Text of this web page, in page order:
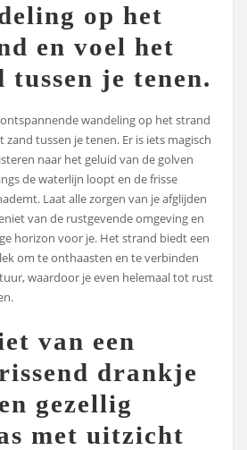
op het
en voel het
tussen je tenen.
wandeling op het strand
zand tussen je tenen. Er is iets magisch
naar het geluid van de golven
de waterlijn loopt en de frisse
Laat alle zorgen van je afglijden
van de rustgevende omgeving en
horizon voor je. Het strand biedt een
om te onthaasten en te verbinden
waardoor je even helemaal tot rust
van een
drankje
gezellig
met uitzicht